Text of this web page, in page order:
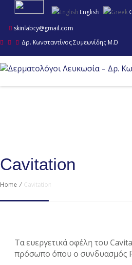
English
skinlabcy@gmail.com
Δρ. Κωνσταντίνος Συμεωνίδης M.D
Cavitation
Home / Cavitation
Τα ευεργετικά οφέλη του
πρόσωπο όπου ο συνδυασμός